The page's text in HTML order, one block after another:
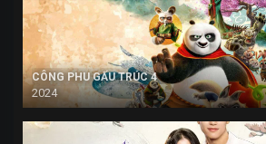
CÔNG PHU GẤU TRÚC 4
2024